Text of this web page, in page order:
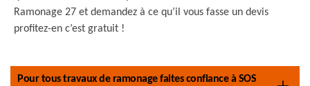
Ramonage 27 et demandez à ce qu’il vous fasse un devis
profitez-en c’est gratuit !
Pour tous travaux de ramonage faites confiance à SOS